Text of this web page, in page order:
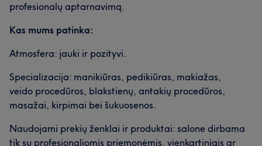
profesionalų aptarnavimą.
Kas mums patinka:
Atmosfera: jauki ir pozityvi.
Specializacija: manikiūras, pedikiūras, makiažas,
veido procedūros, blakstienų, antakių procedūros,
masažai, kirpimai bei šukuosenos.
Naudojami prekių ženklai ir produktai: salone dirbama
tik su profesionaliomis priemonėmis, vienkartiniais ar